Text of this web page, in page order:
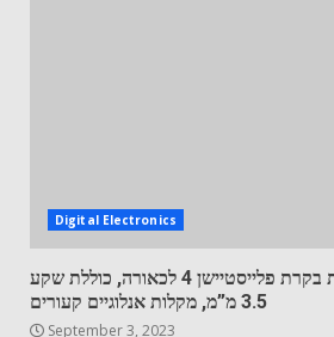
Digital Electronics
תמונה נוספת של דליפות בקרת פלייסטיישן 4 לכאורה, כוללת שקע
3.5 מ”מ, מקלות אנלוגיים קעורים
September 3, 2023